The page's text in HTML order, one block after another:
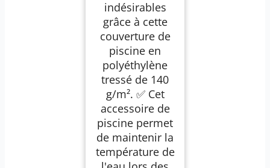
indésirables
grâce à cette
couverture de
piscine en
polyéthylène
tressé de 140
g/m². ✅ Cet
accessoire de
piscine permet
de maintenir la
température de